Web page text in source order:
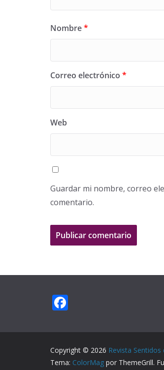
Nombre*
Correo electrónico *
Web
Guardar mi nombre, correo
comentario.
e
b
o
Copyright © 2026 Revista Sentidos
Tema: ColorMag por ThemeGrill.